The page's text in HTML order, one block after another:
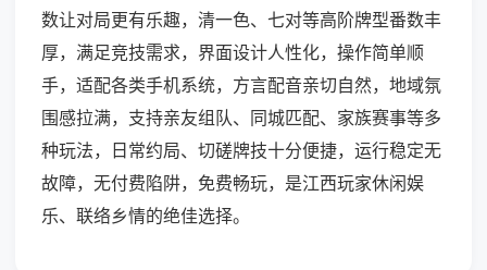
数让对局更有乐趣，清一色、七对等高阶牌型番数丰
厚，满足竞技需求，界面设计人性化，操作简单顺
手，适配各类手机系统，方言配音亲切自然，地域氛
围感拉满，支持亲友组队、同城匹配、家族赛事等多
种玩法，日常约局、切磋牌技十分便捷，运行稳定无
故障，无付费陷阱，免费畅玩，是江西玩家休闲娱
乐、联络乡情的绝佳选择。